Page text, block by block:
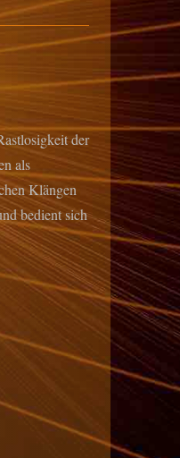
der
als
Klängen
bedient sich